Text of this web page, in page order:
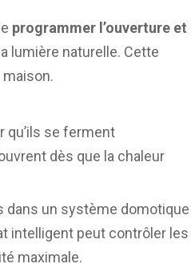
programmer l’ouverture et
lumière naturelle. Cette
qu’ils se ferment
dès que la chaleur
dans un système domotique
intelligent peut contrôler les
maximale.